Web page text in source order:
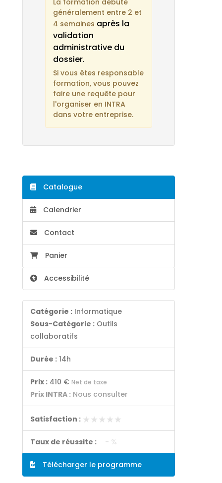
La formation débute
généralement entre 2 et
4 semaines après la
validation
administrative du
dossier.
Si vous êtes responsable
formation, vous pouvez
faire une requête pour
l'organiser en INTRA
dans votre entreprise.
Catalogue
Calendrier
Contact
Panier
Accessibilité
Catégorie : Informatique
Sous-Catégorie : Outils
collaboratifs
Durée :14h
Prix : 410 € Net de taxe
Prix INTRA :Nous consulter
Satisfaction : ★★★★★
★★★★★
Taux de réussite : - %
Télécharger le programme